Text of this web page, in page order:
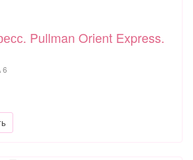
Pullman Orient Express.
6